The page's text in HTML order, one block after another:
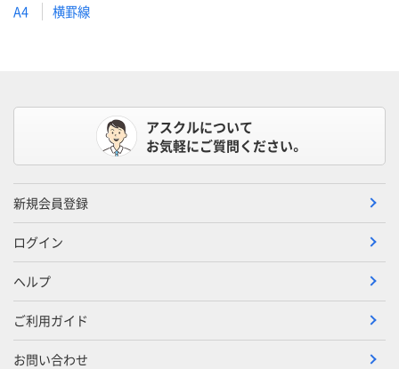
A4 横罫線
アスクルについて
お気軽にご質問ください。
新規会員登録
ログイン
ヘルプ
ご利用ガイド
お問い合わせ